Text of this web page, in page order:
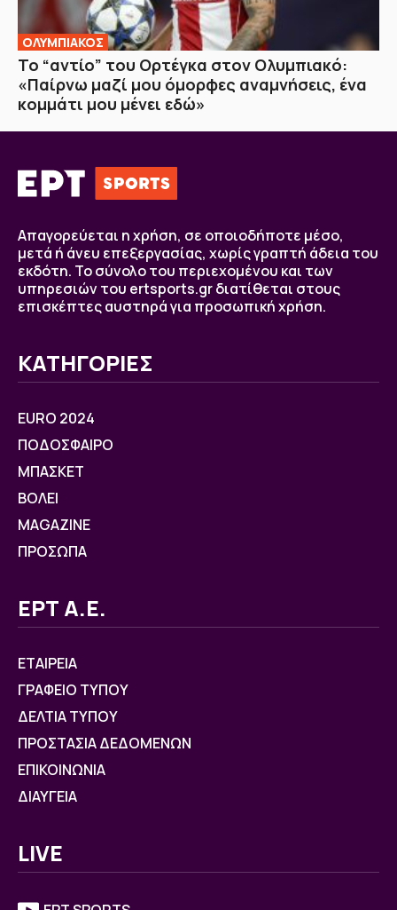
ΟΛΥΜΠΙΑΚΟΣ
Το “αντίο” του Ορτέγκα στον Ολυμπιακό:
«Παίρνω μαζί μου όμορφες αναμνήσεις, ένα
κομμάτι μου μένει εδώ»
Απαγορεύεται η χρήση, σε οποιοδήποτε μέσο,
μετά ή άνευ επεξεργασίας, χωρίς γραπτή άδεια του
εκδότη. Το σύνολο του περιεχομένου και των
υπηρεσιών του ertsports.gr διατίθεται στους
επισκέπτες αυστηρά για προσωπική χρήση.
ΚΑΤΗΓΟΡΙΕΣ
EURO 2024
ΠΟΔΟΣΦΑΙΡΟ
ΜΠΑΣΚΕΤ
ΒOΛΕΙ
MAGAZINE
ΠΡΟΣΩΠΑ
ΕΡΤ Α.Ε.
ΕΤΑΙΡΕΙΑ
ΓΡΑΦΕΙΟ ΤΥΠΟΥ
ΔΕΛΤΙΑ ΤΥΠΟΥ
ΠΡΟΣΤΑΣΙΑ ΔΕΔΟΜΕΝΩΝ
ΕΠΙΚΟΙΝΩΝΙΑ
ΔΙΑΥΓΕΙΑ
LIVE